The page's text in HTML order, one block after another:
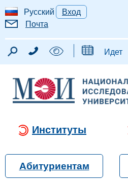
Русский
Вход
Почта
Идет
Институты
Абитуриентам